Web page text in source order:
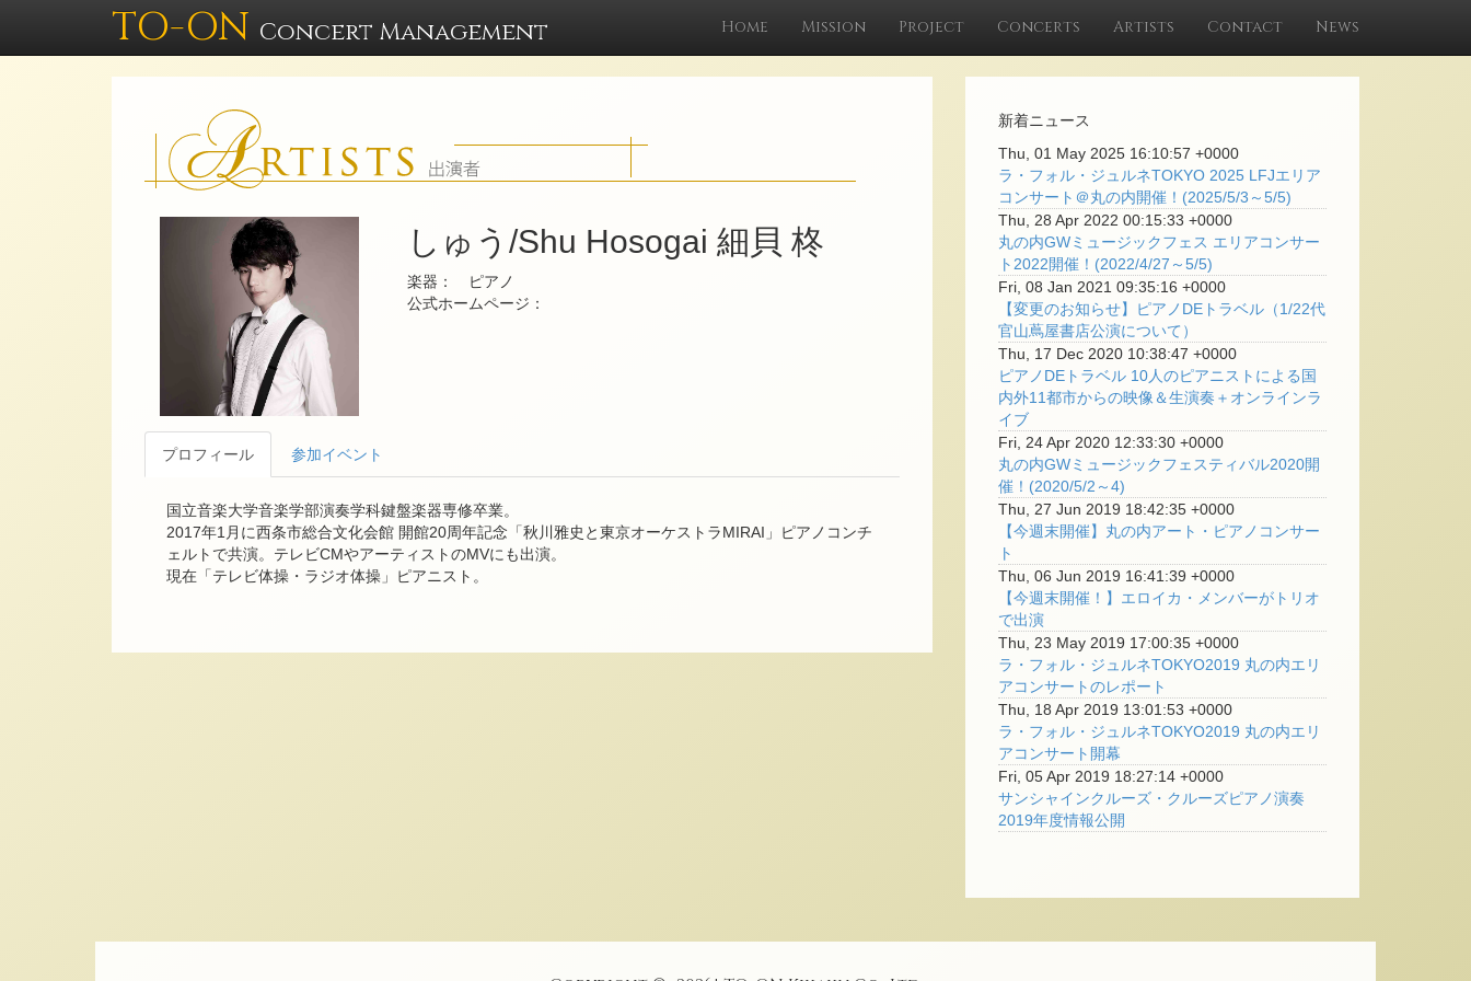
TO-ON Concert Management Home Mission Project Concerts Artists Contact News
しゅう/Shu Hosogai 細貝 柊
楽器： ピアノ
公式ホームページ：
プロフィール 参加イベント
国立音楽大学音楽学部演奏学科鍵盤楽器専修卒業。
2017年1月に西条市総合文化会館 開館20周年記念「秋川雅史と東京オーケストラMIRAI」ピアノコンチ
ェルトで共演。テレビCMやアーティストのMVにも出演。
現在「テレビ体操・ラジオ体操」ピアニスト。
新着ニュース
Thu, 01 May 2025 16:10:57 +0000
ラ・フォル・ジュルネTOKYO 2025 LFJエリア
コンサート＠丸の内開催！(2025/5/3～5/5)
Thu, 28 Apr 2022 00:15:33 +0000
丸の内GWミュージックフェス エリアコンサー
ト2022開催！(2022/4/27～5/5)
Fri, 08 Jan 2021 09:35:16 +0000
【変更のお知らせ】ピアノDEトラベル（1/22代
官山蔦屋書店公演について）
Thu, 17 Dec 2020 10:38:47 +0000
ピアノDEトラベル 10人のピアニストによる国
内外11都市からの映像＆生演奏＋オンラインラ
イブ
Fri, 24 Apr 2020 12:33:30 +0000
丸の内GWミュージックフェスティバル2020開
催！(2020/5/2～4)
Thu, 27 Jun 2019 18:42:35 +0000
【今週末開催】丸の内アート・ピアノコンサー
ト
Thu, 06 Jun 2019 16:41:39 +0000
【今週末開催！】エロイカ・メンバーがトリオ
で出演
Thu, 23 May 2019 17:00:35 +0000
ラ・フォル・ジュルネTOKYO2019 丸の内エリ
アコンサートのレポート
Thu, 18 Apr 2019 13:01:53 +0000
ラ・フォル・ジュルネTOKYO2019 丸の内エリ
アコンサート開幕
Fri, 05 Apr 2019 18:27:14 +0000
サンシャインクルーズ・クルーズピアノ演奏
2019年度情報公開